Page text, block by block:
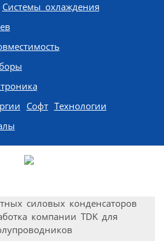
Системы охлаждения
Софт Технологии